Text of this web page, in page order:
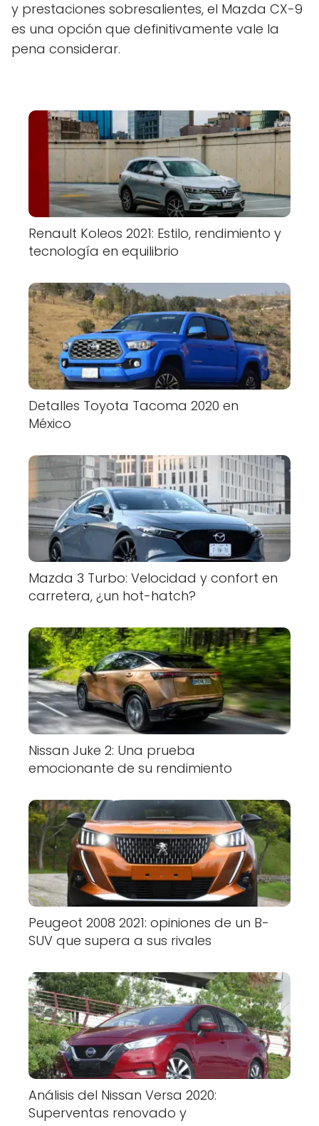
y prestaciones sobresalientes, el Mazda CX-9
es una opción que definitivamente vale la
pena considerar.
Renault Koleos 2021: Estilo, rendimiento y
tecnología en equilibrio
Detalles Toyota Tacoma 2020 en
México
Mazda 3 Turbo: Velocidad y confort en
carretera, ¿un hot-hatch?
Nissan Juke 2: Una prueba
emocionante de su rendimiento
Peugeot 2008 2021: opiniones de un B-
SUV que supera a sus rivales
Análisis del Nissan Versa 2020:
Superventas renovado y